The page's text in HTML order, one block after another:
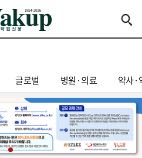
글로벌 병원·의료 약사·